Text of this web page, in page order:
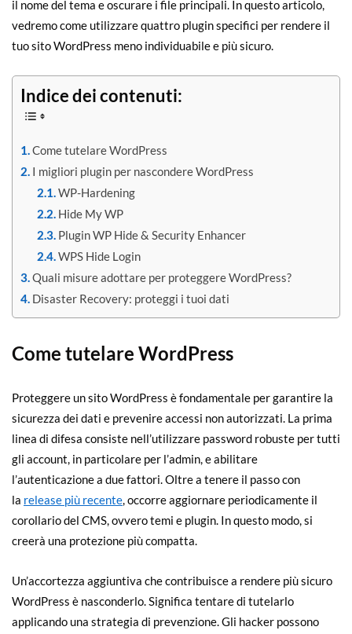
il nome del tema e oscurare i file principali. In questo articolo,
vedremo come utilizzare quattro plugin specifici per rendere il
tuo sito WordPress meno individuabile e più sicuro.
Indice dei contenuti:
Come tutelare WordPress
I migliori plugin per nascondere WordPress
WP-Hardening
Hide My WP
Plugin WP Hide & Security Enhancer
WPS Hide Login
Quali misure adottare per proteggere WordPress?
Disaster Recovery: proteggi i tuoi dati
Come tutelare WordPress
Proteggere un sito WordPress è fondamentale per garantire la
sicurezza dei dati e prevenire accessi non autorizzati. La prima
linea di difesa consiste nell’utilizzare password robuste per tutti
gli account, in particolare per l’admin, e abilitare
l’autenticazione a due fattori. Oltre a tenere il passo con
la release più recente, occorre aggiornare periodicamente il
corollario del CMS, ovvero temi e plugin. In questo modo, si
creerà una protezione più compatta.
Un’accortezza aggiuntiva che contribuisce a rendere più sicuro
WordPress è nasconderlo. Significa tentare di tutelarlo
applicando una strategia di prevenzione. Gli hacker possono